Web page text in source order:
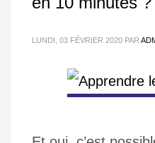
LUNDI, 03 FÉVRIER 2020 PAR